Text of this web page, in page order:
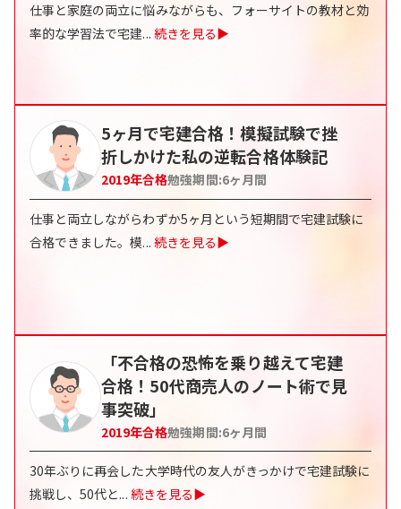
仕事と家庭の両立に悩みながらも、フォーサイトの教材と効
率的な学習法で宅建... 続きを見る▶
5ヶ月で宅建合格！模擬試験で挫
折しかけた私の逆転合格体験記
2019年合格勉強期間:6ヶ月間
仕事と両立しながらわずか5ヶ月という短期間で宅建試験に
合格できました。模... 続きを見る▶
「不合格の恐怖を乗り越えて宅建
合格！50代商売人のノート術で見
事突破」
2019年合格勉強期間:6ヶ月間
30年ぶりに再会した大学時代の友人がきっかけで宅建試験に
挑戦し、50代と... 続きを見る▶